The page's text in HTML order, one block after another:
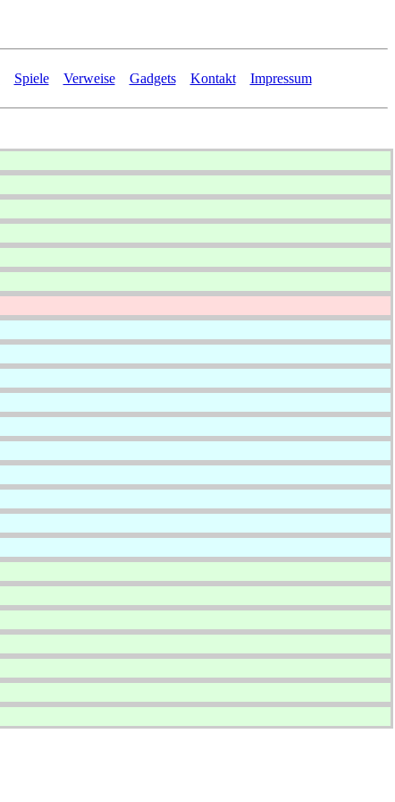
Spiele Verweise Gadgets Kontakt Impressum